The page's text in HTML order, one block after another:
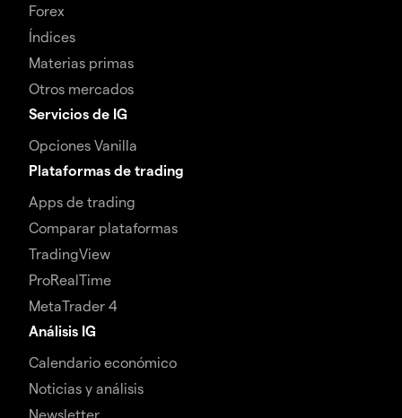
Forex
Índices
Materias primas
Otros mercados
Servicios de IG
Opciones Vanilla
Plataformas de trading
Apps de trading
Comparar plataformas
TradingView
ProRealTime
MetaTrader 4
Análisis IG
Calendario económico
Noticias y análisis
Newsletter